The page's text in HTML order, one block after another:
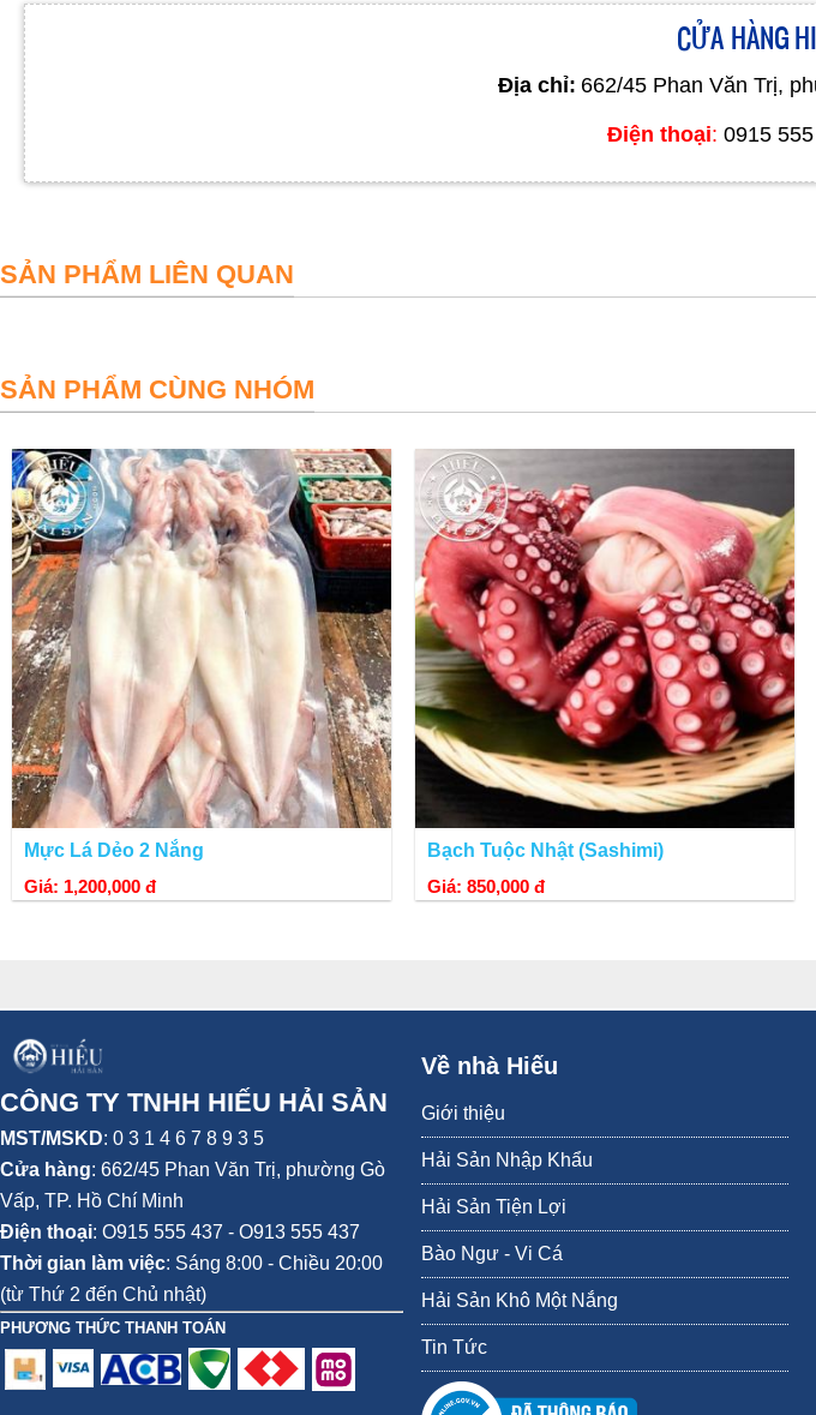
MÓN ĂN CHẾ BIẾN BẠCH TUỘC
Bạch tuộc nướng sa tế
Bạch tuộc nướng
CỬA HÀNG
Địa chỉ: 662/45 Phan Văn Trị,
Điện thoại: 0915
SẢN PHẨM LIÊN QUAN
SẢN PHẨM CÙNG NHÓM
Mực Lá Dẻo 2 Nắng
Giá: 1,200,000 đ
Bạch Tuộc Nhật (Sashimi)
Giá: 850,000 đ
CÔNG TY TNHH HIẾU HẢI SẢN
MST/MSKD: 0 3 1 4 6 7 8 9 3 5
Cửa hàng: 662/45 Phan Văn Trị, phường Gò
Vấp, TP. Hồ Chí Minh
Điện thoại: O915 555 437 - O913 555 437
Thời gian làm việc: Sáng 8:00 - Chiều 20:00
(từ Thứ 2 đến Chủ nhật)
PHƯƠNG THỨC THANH TOÁN
Về nhà Hiếu
Giới thiệu
Hải Sản Nhập Khẩu
Hải Sản Tiện Lợi
Bào Ngư - Vi Cá
Hải Sản Khô Một Nắng
Tin Tức